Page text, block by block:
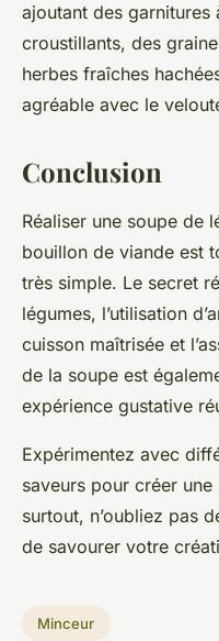
ajoutant des
croustillants, des
herbes fraîches
agréable avec le
Conclusion
Réaliser une soupe de
bouillon de viande est
très simple. Le secret
légumes, l’utilisation
cuisson maîtrisée et
de la soupe est
expérience gustative
Expérimentez avec
saveurs pour créer
surtout, n’oubliez pas
de savourer votre
Minceur